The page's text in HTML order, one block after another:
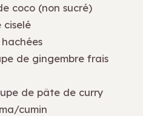
coco (non sucré)
ciselé
hachées
de gingembre frais
de pâte de curry
cumin